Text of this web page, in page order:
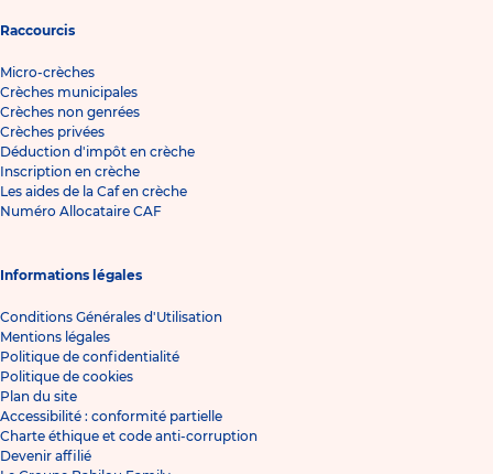
Raccourcis
Micro-crèches
Crèches municipales
Crèches non genrées
Crèches privées
Déduction d'impôt en crèche
Inscription en crèche
Les aides de la Caf en crèche
Numéro Allocataire CAF
Informations légales
Conditions Générales d'Utilisation
Mentions légales
Politique de confidentialité
Politique de cookies
Plan du site
Accessibilité : conformité partielle
Charte éthique et code anti-corruption
Devenir affilié